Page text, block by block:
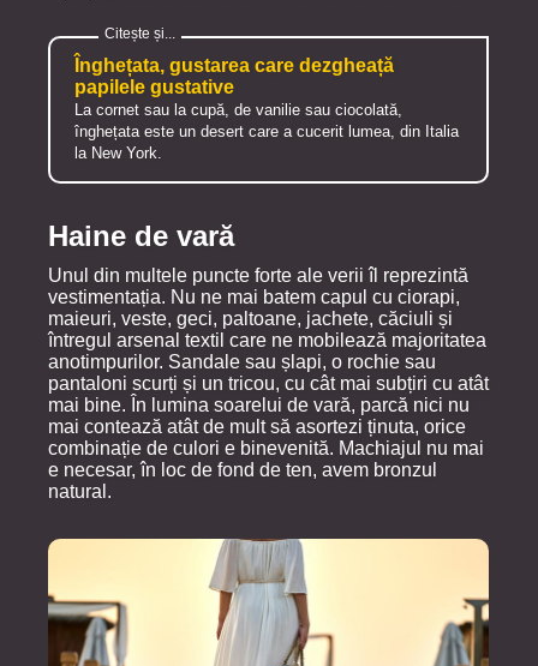
Înghețata, gustarea care dezgheață
papilele gustative
La cornet sau la cupă, de vanilie sau ciocolată,
înghețata este un desert care a cucerit lumea, din Italia
la New York.
Haine de vară
Unul din multele puncte forte ale verii îl reprezintă
vestimentația. Nu ne mai batem capul cu ciorapi,
maieuri, veste, geci, paltoane, jachete, căciuli și
întregul arsenal textil care ne mobilează majoritatea
anotimpurilor. Sandale sau șlapi, o rochie sau
pantaloni scurți și un tricou, cu cât mai subțiri cu atât
mai bine. În lumina soarelui de vară, parcă nici nu
mai contează atât de mult să asortezi ținuta, orice
combinație de culori e binevenită. Machiajul nu mai
e necesar, în loc de fond de ten, avem bronzul
natural.